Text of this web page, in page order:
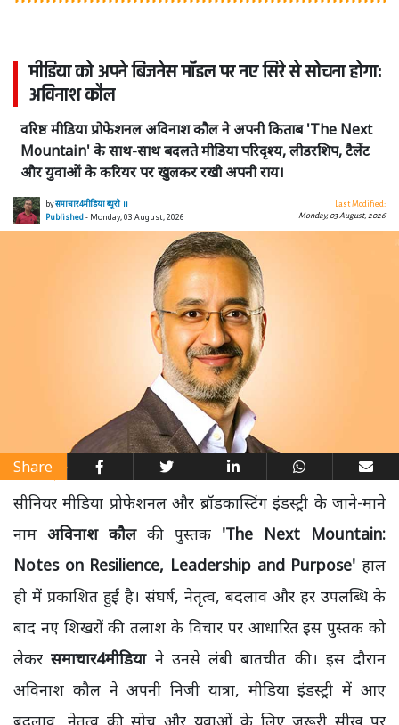
मीडिया को अपने बिजनेस मॉडल पर नए सिरे से सोचना होगा:
अविनाश कौल
वरिष्ठ मीडिया प्रोफेशनल अविनाश कौल ने अपनी किताब 'The Next
Mountain' के साथ-साथ बदलते मीडिया परिदृश्य, लीडरशिप, टैलेंट
और युवाओं के करियर पर खुलकर रखी अपनी राय।
byसमाचार4मीडिया ब्यूरो ।।
Published- Monday, 03 August, 2026
Last Modified:
Monday, 03 August, 2026
Share
सीनियर मीडिया प्रोफेशनल और ब्रॉडकास्टिंग इंडस्ट्री के जाने-माने
नाम अविनाश कौलकी पुस्तक 'The Next Mountain:
Notes on Resilience, Leadership and Purpose' हाल
ही में प्रकाशित हुई है। संघर्ष, नेतृत्व, बदलाव और हर उपलब्धि के
बाद नए शिखरों की तलाश के विचार पर आधारित इस पुस्तक को
लेकरसमाचार4मीडियाने उनसे लंबी बातचीत की। इस दौरान
अविनाश कौल ने अपनी निजी यात्रा, मीडिया इंडस्ट्री में आए
बदलाव, नेतृत्व की सोच और युवाओं के लिए जरूरी सीख पर